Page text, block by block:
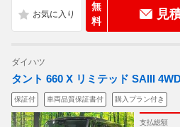
無
料
見
ダイハツ
タント 660 X リミテッド SAIII
保証付 車両品質保証書付 購入プラン付き
支払総額